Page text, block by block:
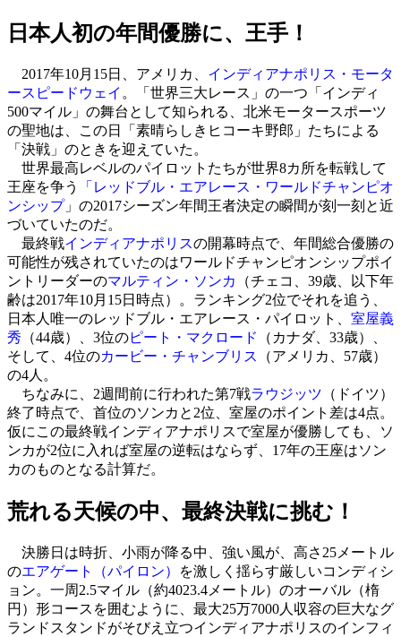
日本人初の年間優勝に、王手！
2017年10月15日、アメリカ、 インディアナポリス・モータ
ースピードウェイ 。「世界三大レース」の一つ「インディ
500マイル」の舞台として知られる、北米モータースポーツ
の聖地は、この日「素晴らしきヒコーキ野郎」たちによる
「決戦」のときを迎えていた。
世界最高レベルのパイロットたちが世界8カ所を転戦して
王座を争う
「レッドブル・エアレース・ワールドチャンピオ
ンシップ」の2017シーズン年間王者決定の瞬間が刻一刻と近
づいていたのだ。
最終戦インディアナポリスの開幕時点で、年間総合優勝の
可能性が残されていたのはワールドチャンピオンシップポイ
ント リーダーのマルティン・ソンカ
（チェコ、39歳、以下年
齢は2017年10月15日時点）。ランキング2位でそれを追う、
日本人唯一のレッドブル・エアレース・パイロット、 室屋義
秀 （44歳）、3位のピート・マクロード
（カナダ、33歳）、
そして、4位のカービー・チャンブリス
（アメリカ、57歳）
の4人。
ちなみに、2週間前に行われた第7戦ラウジッツ （ドイツ）
終了時点で、首位のソンカと2位、室屋のポイント差は4点。
仮にこの最終戦インディアナポリスで室屋が優勝しても、ソ
ンカが2位に入れば室屋の逆転はならず、17年の王座はソン
カのものとなる計算だ。
荒れる天候の中、最終決戦に挑む！
決勝日は時折、小雨が降る中、強い風が、高さ25メートル
のエアゲート（パイロン）
を激しく揺らす厳しいコンディシ
ョン。一周2.5マイル（約4023.4メートル）のオーバル（楕
円）形コースを囲むように、最大25万7000人収容の巨大なグ
ランドスタンドがそびえ立つインディアナポリスのインフィ